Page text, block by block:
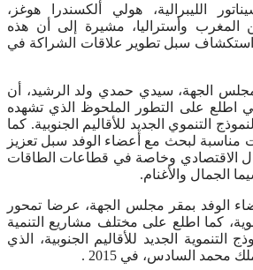
الليبرالية، هولي ألكسندرا هوغز،
المغرب وأستراليا، مشيرة إلى أن هذه
استكشاف سبل تطوير علاقات الشراكة في
الجهة، سيدي حمدي ولد الرشيد، أن
اطلع على التطور الملحوظ الذي تشهده
التنموي الجديد للأقاليم الجنوبية. كما
مناسبة لبحث مع أعضاء الوفد سبل تعزيز
الاقتصادي وخاصة في قطاعات الطاقات
الجمال والأغنام.
الوفد بمقر مجلس الجهة، عرضا تمحور
كما اطلع على مختلف مشاريع التنمية
التنموية الجديد للأقاليم الجنوبية، الذي
محمد السادس، في 2015 .